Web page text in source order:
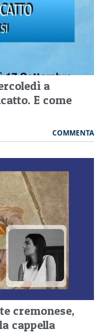
a
E come
COMMENTA
cremonese,
cappella